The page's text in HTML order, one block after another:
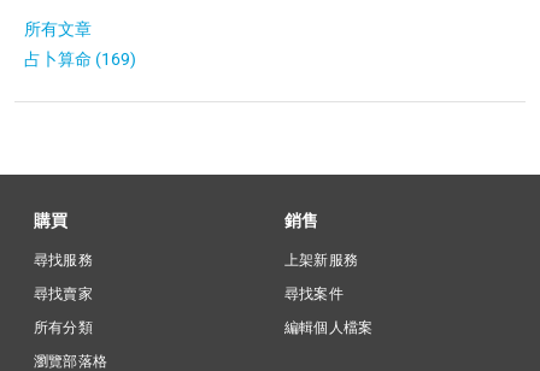
所有文章
占卜算命 (169)
購買
尋找服務
尋找賣家
所有分類
瀏覽部落格
銷售
上架新服務
尋找案件
編輯個人檔案